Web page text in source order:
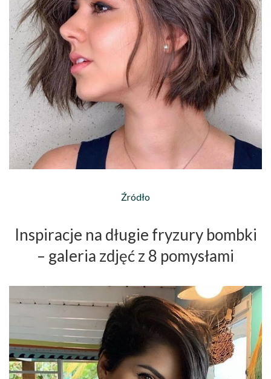
Źródło
Inspiracje na długie fryzury bombki
– galeria zdjęć z 8 pomysłami